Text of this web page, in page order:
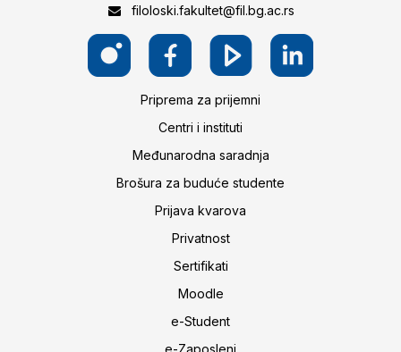
filoloski.fakultet@fil.bg.ac.rs
Priprema za prijemni
Centri i instituti
Međunarodna saradnja
Brošura za buduće studente
Prijava kvarova
Privatnost
Sertifikati
Moodle
e-Student
e-Zaposleni